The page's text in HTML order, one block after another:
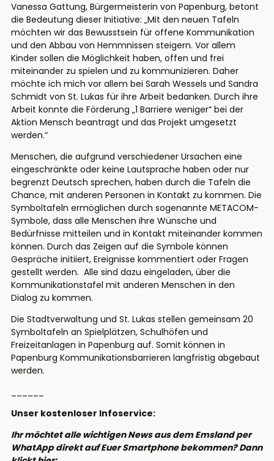
Vanessa Gattung, Bürgermeisterin von Papenburg, betont
die Bedeutung dieser Initiative: „Mit den neuen Tafeln
möchten wir das Bewusstsein für offene Kommunikation
und den Abbau von Hemmnissen steigern. Vor allem
Kinder sollen die Möglichkeit haben, offen und frei
miteinander zu spielen und zu kommunizieren. Daher
möchte ich mich vor allem bei Sarah Wessels und Sandra
Schmidt von St. Lukas für ihre Arbeit bedanken. Durch ihre
Arbeit konnte die Förderung „1 Barriere weniger“ bei der
Aktion Mensch beantragt und das Projekt umgesetzt
werden.“
Menschen, die aufgrund verschiedener Ursachen eine
eingeschränkte oder keine Lautsprache haben oder nur
begrenzt Deutsch sprechen, haben durch die Tafeln die
Chance, mit anderen Personen in Kontakt zu kommen. Die
Symboltafeln ermöglichen durch sogenannte METACOM-
Symbole, dass alle Menschen ihre Wünsche und
Bedürfnisse mitteilen und in Kontakt miteinander kommen
können. Durch das Zeigen auf die Symbole können
Gespräche initiiert, Ereignisse kommentiert oder Fragen
gestellt werden. Alle sind dazu eingeladen, über die
Kommunikationstafel mit anderen Menschen in den
Dialog zu kommen.
Die Stadtverwaltung und St. Lukas stellen gemeinsam 20
Symboltafeln an Spielplätzen, Schulhöfen und
Freizeitanlagen in Papenburg auf. Somit können in
Papenburg Kommunikationsbarrieren langfristig abgebaut
werden.
Unser kostenloser Infoservice:
Ihr möchtet alle wichtigen News aus dem Emsland per
WhatApp direkt auf Euer Smartphone bekommen? Dann